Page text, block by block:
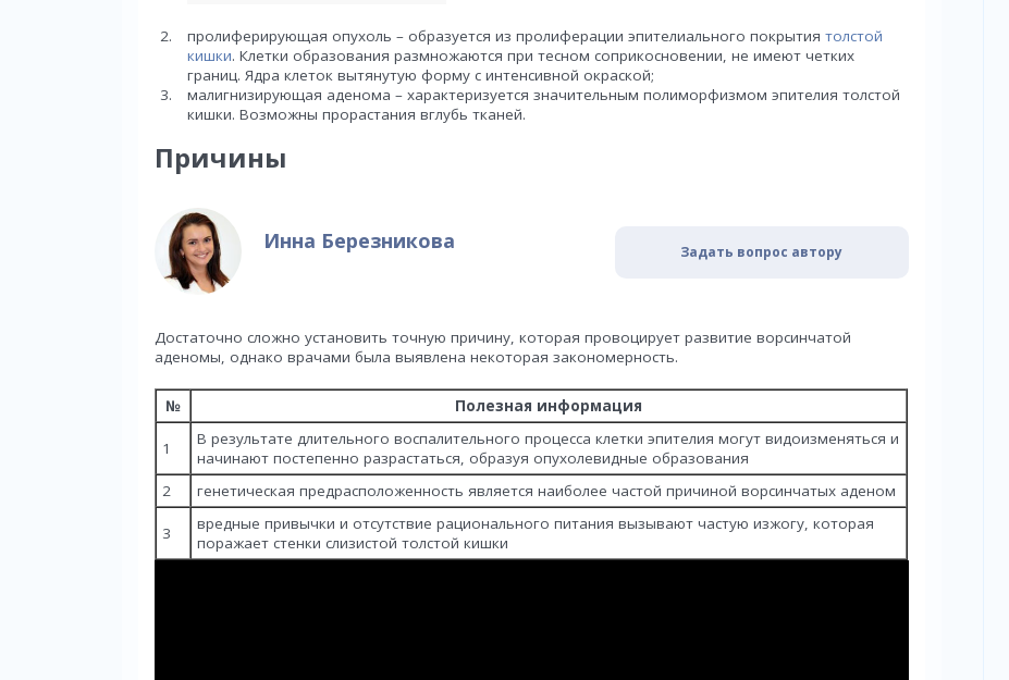
пролиферирующая опухоль – образуется из пролиферации эпителиального покрытия толстой
кишки. Клетки образования размножаются при тесном соприкосновении, не имеют четких
границ. Ядра клеток вытянутую форму с интенсивной окраской;
малигнизирующая аденома – характеризуется значительным полиморфизмом эпителия толстой
кишки. Возможны прорастания вглубь тканей.
Причины
Инна Березникова Задать вопрос автору
Достаточно сложно установить точную причину, которая провоцирует развитие ворсинчатой
аденомы, однако врачами была выявлена некоторая закономерность.
№ Полезная информация
1
В результате длительного воспалительного процесса клетки эпителия могут видоизменяться и
начинают постепенно разрастаться, образуя опухолевидные образования
2
генетическая предрасположенность является наиболее частой причиной ворсинчатых аденом
3
вредные привычки и отсутствие рационального питания вызывают частую изжогу, которая
поражает стенки слизистой толстой кишки